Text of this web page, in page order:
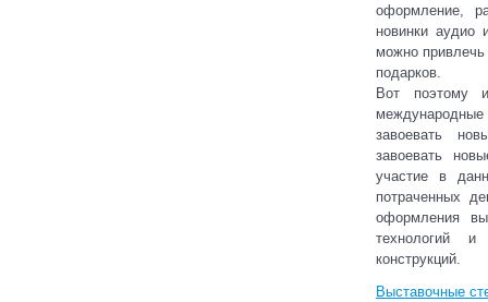
оформление,
новинки аудио
можно
подарков.
Вот поэтому
завоевать
завоевать
участие в
потраченных
оформления
технологий и
конструкций.
Выставочные